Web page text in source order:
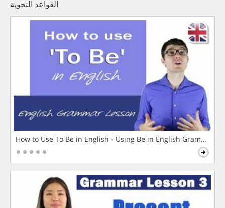
القواعد النحوية
How to Use To Be in English - Using Be in English Grammar